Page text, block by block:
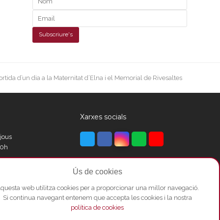
d’un dia a la Maternitat d’Elna i el Memorial de Rivesaltes
Xarxes socials
TwitterFacebook
Instagram
Ús de cookies
web utilitza cookies per a proporcionar una millor navegació.
Si continua navegant entenem que accepta les cookies i la nostra
política de cookies